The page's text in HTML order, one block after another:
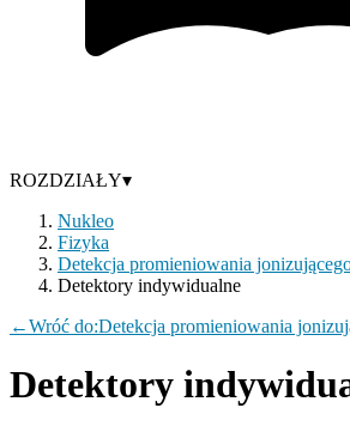
ROZDZIAŁY▾
Nukleo
Fizyka
Detekcja promieniowania
Detektory indywidualne
←Wróć do:Detekcja promieniowania
Detektory